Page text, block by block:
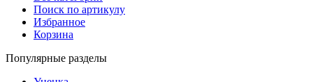
Поиск по артикулу
Избранное
Корзина
Популярные разделы